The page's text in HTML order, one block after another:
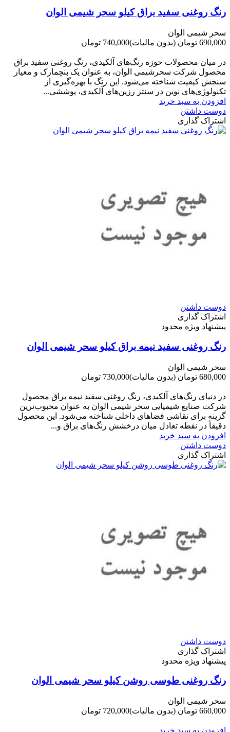
رنگ روغنی سفید براق کیلو سحر شیمی الوان
سحر شیمی الوان
690,000 تومان
(بدون مالیات)740,000 تومان
در میان محصولات حوزه رنگ‌های آلکیدی، رنگ روغنی سفید براق
محصول شرکت سحرشیمی الوان، به عنوان یک بنچمارک و معیار
سنجش کیفیت شناخته می‌شود. این رنگ با بهره‌گیری از
تکنولوژی‌های نوین در سنتز رزین‌های آلکیدی، پوششی...
افزودن به سبد خرید
دوست داشتن
اشتراک گذاری
دوست داشتن
اشتراک گذاری
پیشنهاد ویژه محدود
رنگ روغنی سفید نیمه براق کیلو سحر شیمی الوان
سحر شیمی الوان
680,000 تومان
(بدون مالیات)730,000 تومان
در دنیای رنگ‌های آلکیدی، رنگ روغنی سفید نیمه براق محصول
شرکت صنایع شیمیایی سحر شیمی الوان به عنوان محبوب‌ترین
گزینه برای نقاشی فضاهای داخلی شناخته می‌شود. این محصول
دقیقاً در نقطه تعادل میان درخشش رنگ‌های براق و...
افزودن به سبد خرید
دوست داشتن
اشتراک گذاری
دوست داشتن
اشتراک گذاری
پیشنهاد ویژه محدود
رنگ روغنی طوسی روشن کیلو سحر شیمی الوان
سحر شیمی الوان
660,000 تومان
(بدون مالیات)720,000 تومان
افزودن به سبد خرید